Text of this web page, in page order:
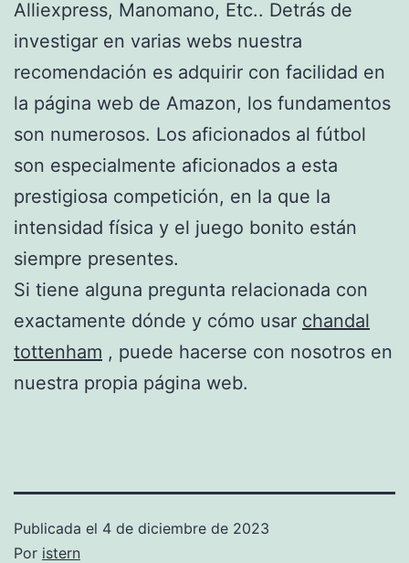
Alliexpress, Manomano, Etc.. Detrás de
investigar en varias webs nuestra
recomendación es adquirir con facilidad en
la página web de Amazon, los fundamentos
son numerosos. Los aficionados al fútbol
son especialmente aficionados a esta
prestigiosa competición, en la que la
intensidad física y el juego bonito están
siempre presentes.
Si tiene alguna pregunta relacionada con
exactamente dónde y cómo usar chandal
tottenham , puede hacerse con nosotros en
nuestra propia página web.
Publicada el 4 de diciembre de 2023
Por istern